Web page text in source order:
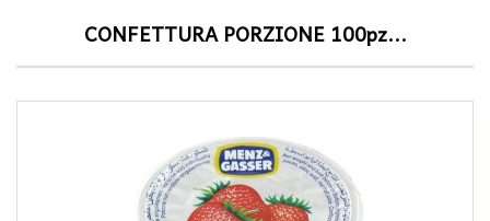
CONFETTURA PORZIONE 100pz...